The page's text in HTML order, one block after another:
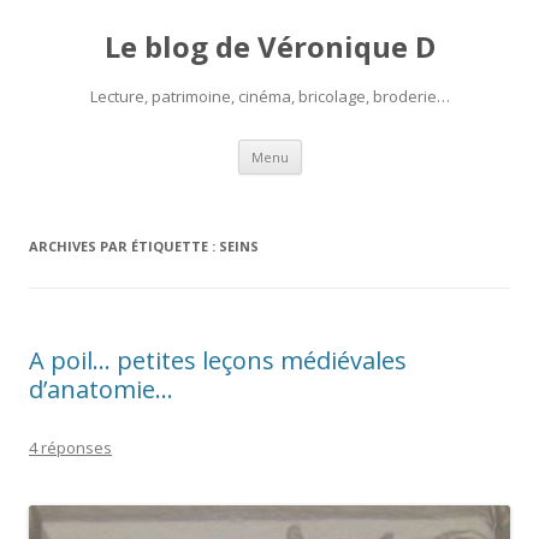
Le blog de Véronique D
Lecture, patrimoine, cinéma, bricolage, broderie…
Menu Aller
contenu
ARCHIVES PAR ÉTIQUETTE : SEINS
A poil… petites leçons médiévales
d’anatomie…
4 réponses